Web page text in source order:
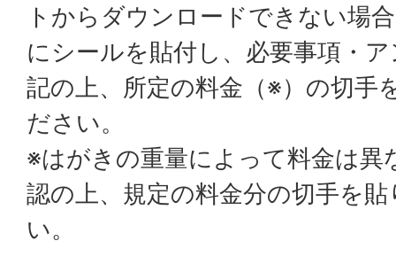
トからダウンロードできない場
にシールを貼付し、必要事項・
記の上、所定の料金（※）の切手
ださい。
※はがきの重量によって料金は異
認の上、規定の料金分の切手を
い。